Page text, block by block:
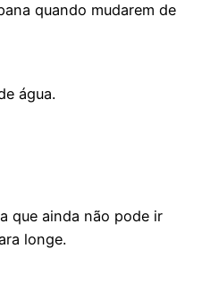
quando mudarem de
água.
que ainda não pode ir
longe.